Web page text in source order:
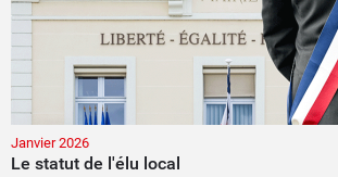
Janvier 2026
Le statut de l'élu local